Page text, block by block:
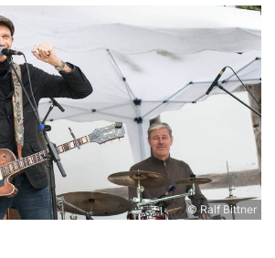
© Ralf Bittner